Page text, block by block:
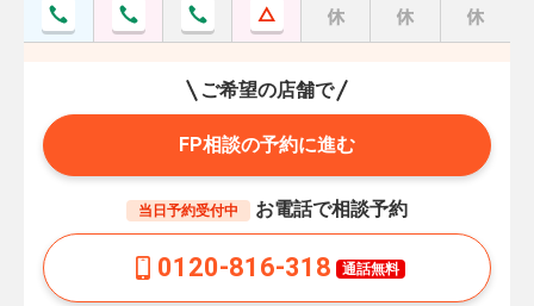
ご希望の店舗で
FP相談の予約に進む
当日予約受付中 お電話で相談予約
0120-816-318 通話無料